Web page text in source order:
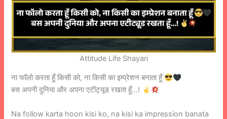
Attitude Life Shayari
ना फॉलो करता हूँ किसी को, ना किसी का इम्प्रेशन बनाता हूँ
बस अपनी दुनिया और अपना एटीट्यूड रखता हूँ…!
Na follow karta hoon kisi ko, na kisi ka impression banata